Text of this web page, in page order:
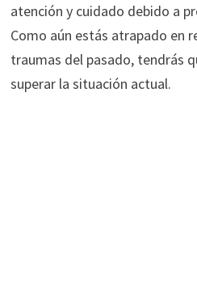
atención y cuidado debido a
Como aún estás atrapado en
traumas del pasado, tendrás
superar la situación actual.